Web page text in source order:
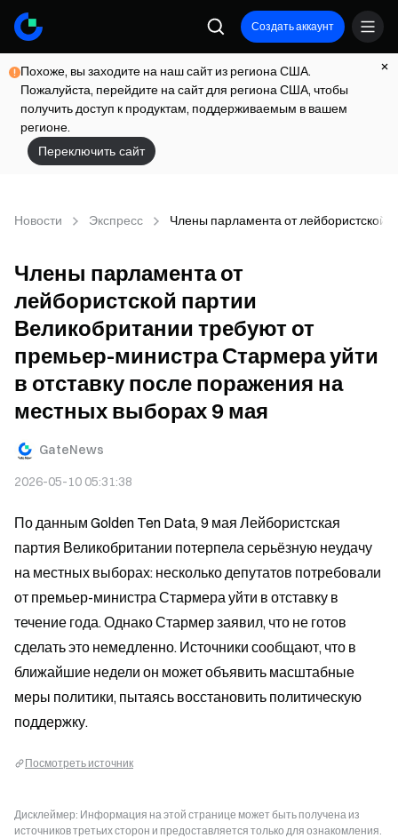
Создать аккаунт
Похоже, вы заходите на наш сайт из региона США.
Пожалуйста, перейдите на сайт для региона США, чтобы
получить доступ к продуктам, поддерживаемым в вашем
регионе.
Переключить сайт
Новости Экспресс Члены парламента от лейбористской
Члены парламента от
лейбористской партии
Великобритании требуют от
премьер-министра Стармера уйти
в отставку после поражения на
местных выборах 9 мая
GateNews
2026-05-10 05:31:38
По данным Golden Ten Data, 9 мая Лейбористская
партия Великобритании потерпела серьёзную неудачу
на местных выборах: несколько депутатов потребовали
от премьер-министра Стармера уйти в отставку в
течение года. Однако Стармер заявил, что не готов
сделать это немедленно. Источники сообщают, что в
ближайшие недели он может объявить масштабные
меры политики, пытаясь восстановить политическую
поддержку.
Посмотреть источник
Дисклеймер: Информация на этой странице может быть получена из
источников третьих сторон и предоставляется только для ознакомления.